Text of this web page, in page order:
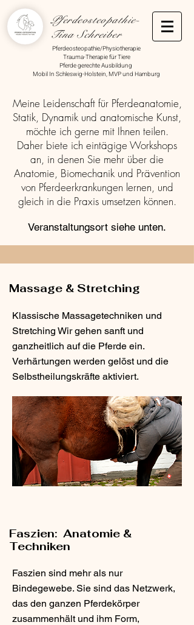
Pferdeosteopathie-
Tina Schreiber
Pferdeosteopathie/Physiotherapie
Trauma-Therapie für Tiere
Pferde gerechte Ausbildung
Mobil In Schleswig-Holstein, MVP und Hamburg
Meine Leidenschaft für Pferdeanatomie,
Statik, Dynamik und anatomische Kunst,
möchte ich gerne mit Ihnen teilen.
Daher biete ich eintägige Workshops
an, in denen Sie mehr über die
Anatomie, Biomechanik und Prävention
von Pferdeerkrankungen lernen, und
gleich in die Praxis umsetzen können.
Veranstaltungsort siehe unten.
Massage & Stretching
Klassische Massagetechniken und
Stretching Wir gehen sanft und
ganzheitlich auf die Pferde ein.
Verhärtungen werden gelöst und die
Selbstheilungskräfte aktiviert.
Faszien: Anatomie &
Techniken
Faszien sind mehr als nur
Bindegewebe. Sie sind das Netzwerk,
das den ganzen Pferdekörper
zusammenhält und ihm Form,